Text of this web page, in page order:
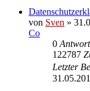
von Sven »
Co
0
122787
Letzter